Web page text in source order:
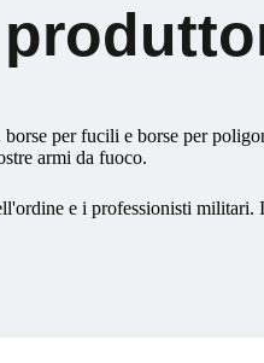
per fucili e borse per
armi da fuoco.
e i professionisti militari.